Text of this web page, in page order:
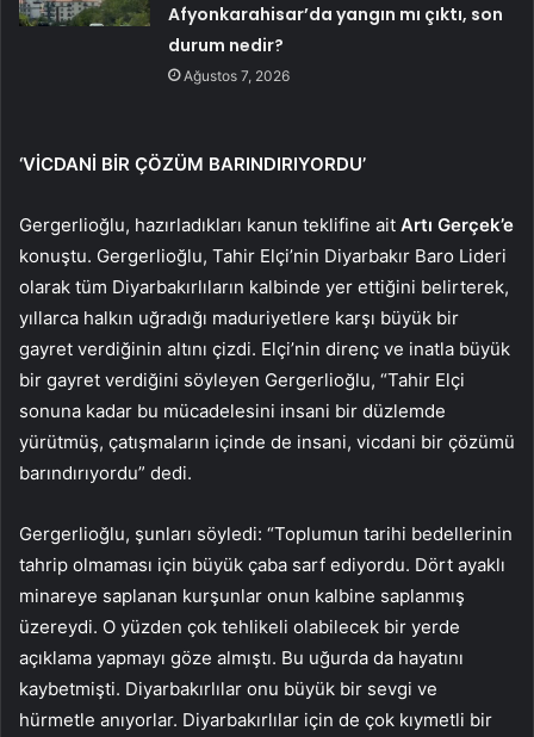
Afyonkarahisar’da yangın mı çıktı, son
durum nedir?
Ağustos 7, 2026
‘VİCDANİ BİR ÇÖZÜM BARINDIRIYORDU’
Gergerlioğlu, hazırladıkları kanun teklifine ait Artı Gerçek’e
konuştu. Gergerlioğlu, Tahir Elçi’nin Diyarbakır Baro Lideri
olarak tüm Diyarbakırlıların kalbinde yer ettiğini belirterek,
yıllarca halkın uğradığı maduriyetlere karşı büyük bir
gayret verdiğinin altını çizdi. Elçi’nin direnç ve inatla büyük
bir gayret verdiğini söyleyen Gergerlioğlu, “Tahir Elçi
sonuna kadar bu mücadelesini insani bir düzlemde
yürütmüş, çatışmaların içinde de insani, vicdani bir çözümü
barındırıyordu” dedi.
Gergerlioğlu, şunları söyledi: “Toplumun tarihi bedellerinin
tahrip olmaması için büyük çaba sarf ediyordu. Dört ayaklı
minareye saplanan kurşunlar onun kalbine saplanmış
üzereydi. O yüzden çok tehlikeli olabilecek bir yerde
açıklama yapmayı göze almıştı. Bu uğurda da hayatını
kaybetmişti. Diyarbakırlılar onu büyük bir sevgi ve
hürmetle anıyorlar. Diyarbakırlılar için de çok kıymetli bir